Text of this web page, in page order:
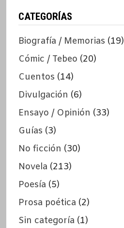
CATEGORÍAS
Biografía / Memorias (19)
Cómic / Tebeo (20)
Cuentos (14)
Divulgación (6)
Ensayo / Opinión (33)
Guías (3)
No ficción (30)
Novela (213)
Poesía (5)
Prosa poética (2)
Sin categoría (1)